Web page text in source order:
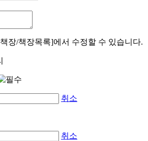
장/책장목록]에서 수정할 수 있습니다.
취소
취소